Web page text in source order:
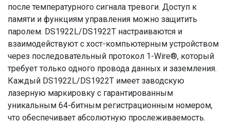
после температурного сигнала тревоги. Доступ к
памяти и функциям управления можно защитить
паролем. DS1922L/DS1922T настраиваются и
взаимодействуют с хост-компьютерным устройством
через последовательный протокол 1-Wire®, который
требует только одного провода данных и заземления.
Каждый DS1922L/DS1922T имеет заводскую
лазерную маркировку с гарантированным
уникальным 64-битным регистрационным номером,
что обеспечивает абсолютную прослеживаемость.